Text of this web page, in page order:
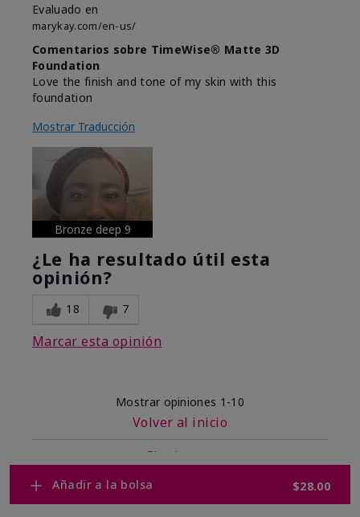
Añadir a la bolsa $28.00
Evaluado en
marykay.com/en-us/
Comentarios sobre TimeWise® Matte 3D
Foundation
Love the finish and tone of my skin with this
foundation
Mostrar Traducción
Bronze deep 9
¿Le ha resultado útil esta
opinión?
18 7
Marcar esta opinión
Mostrar opiniones 1-10
Volver al inicio
Siguiente